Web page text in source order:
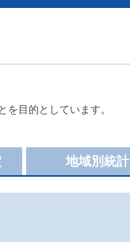
目的としています。
地域別統計